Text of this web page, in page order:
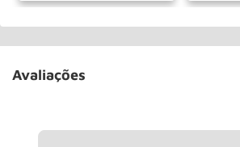
Avaliações